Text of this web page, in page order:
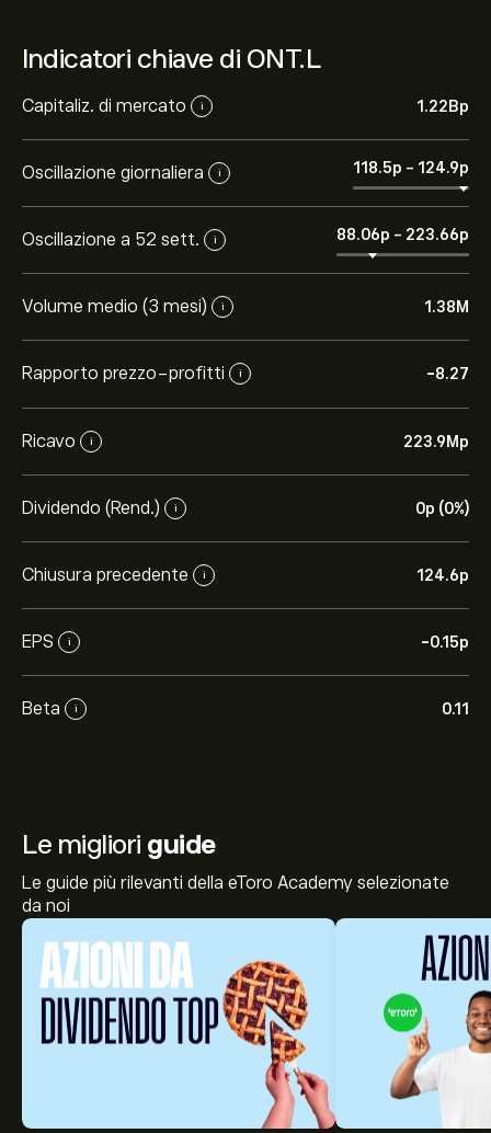
Indicatori chiave di ONT.L
Capitaliz. di mercato i 1.22B‎p‎
Oscillazione giornaliera i 118.5‎p‎ - 124.9‎p‎
Oscillazione a 52 sett. i 88.06‎p‎ - 223.66‎p‎
Volume medio (3 mesi) i 1.38M
Rapporto prezzo-profitti i -8.27
Ricavo i 223.9M‎p‎
Dividendo (Rend.) i 0‎p‎ (0%)
Chiusura precedente i 124.6‎p‎
EPS i -0.15‎p‎
Beta i 0.11
Le migliori guide
Le guide più rilevanti della eToro Academy selezionate
da noi